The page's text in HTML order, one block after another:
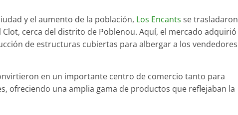
y el aumento de la población, Los Encants se trasladaron
cerca del distrito de Poblenou. Aquí, el mercado adquirió
de estructuras cubiertas para albergar a los vendedores
en un importante centro de comercio tanto para
ofreciendo una amplia gama de productos que reflejaban la